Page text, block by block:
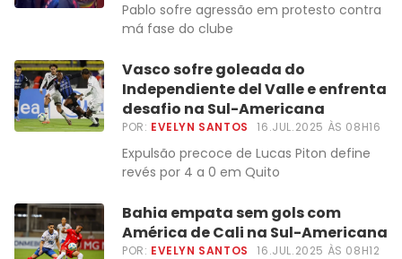
Pablo sofre agressão em protesto contra
má fase do clube
Vasco sofre goleada do
Independiente del Valle e enfrenta
desafio na Sul-Americana
POR: EVELYN SANTOS 16.JUL.2025 ÀS 08H16
Expulsão precoce de Lucas Piton define
revés por 4 a 0 em Quito
Bahia empata sem gols com
América de Cali na Sul-Americana
POR: EVELYN SANTOS 16.JUL.2025 ÀS 08H12